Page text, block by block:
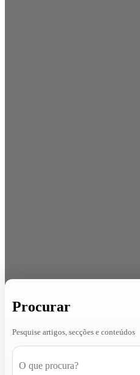
Procurar
Pesquise artigos, secções e conteúdos